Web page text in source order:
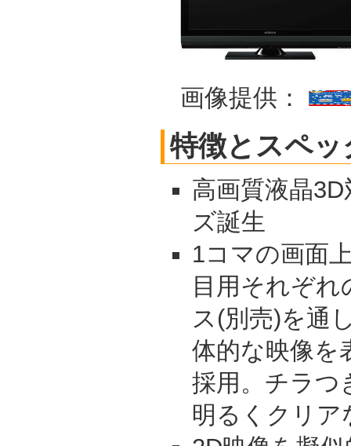
画像提供：
特徴とスペッ
高画質液晶
ズ誕生
1コマの画面
目用それぞ
ス(別売)を通
体的な映像を
採用。チラつ
明るくクリア